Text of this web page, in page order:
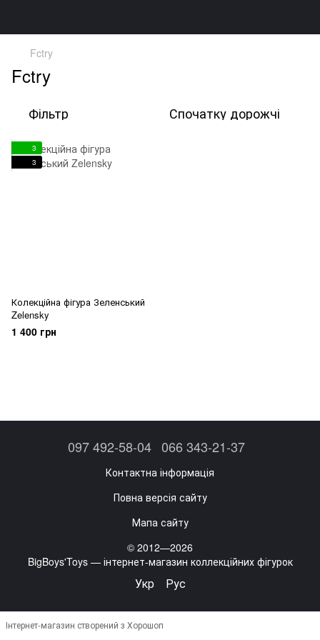
Fctry
Fctry
Фільтр Спочатку дорожчі
3
3
Колекційна фігура Зеленський
Zelensky
1 400 грн
097 492-58-04 066 343-21-37
Контактна інформація
Повна версія сайту
Мапа сайту
© 2012—2026
BigBoys'Toys — інтернет-магазин коллекційних фігурок
Укр Рус
Інтернет-магазин створений з Хорошоп